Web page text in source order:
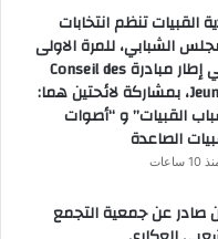
القبيات تنظم انتخابات
الشبابي، للمرة الاولى
،في إطار مبادرة Conseil des
Jeunes، بمشاركة لائحتين هما:
القبيات” و “أصوات
الصاعدة
10 ساعات
صادر عن جمعية التجمع